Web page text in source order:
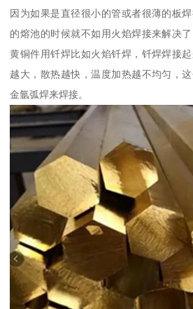
因为如果是直径很小的管或者很薄的板
的熔池的时候就不如用火焰焊接来解决
黄铜件用钎焊比如火焰钎焊，钎焊焊接
越大，散热越快，温度加热越不均匀，
金氩弧焊来焊接。